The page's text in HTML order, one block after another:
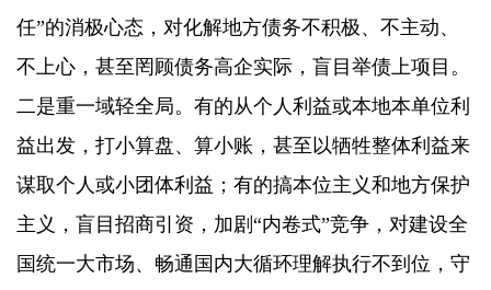
任”的消极心态，对化解地方债务不积极、不主动、
不上心，甚至罔顾债务高企实际，盲目举债上项目。
二是重一域轻全局。有的从个人利益或本地本单位利
益出发，打小算盘、算小账，甚至以牺牲整体利益来
谋取个人或小团体利益；有的搞本位主义和地方保护
主义，盲目招商引资，加剧“内卷式”竞争，对建设全
国统一大市场、畅通国内大循环理解执行不到位，守